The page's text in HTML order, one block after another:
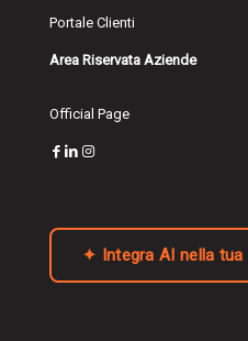
Portale Clienti
Area Riservata Aziende
Official Page
✦ Integra AI nella